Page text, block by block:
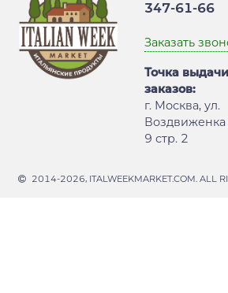
347-61-66
Заказать
Точка выдачи
заказов:
г. Москва, ул.
Воздвиженка
9 стр. 2
2014-2026, ITALWEEKMARKET.COM. ALL